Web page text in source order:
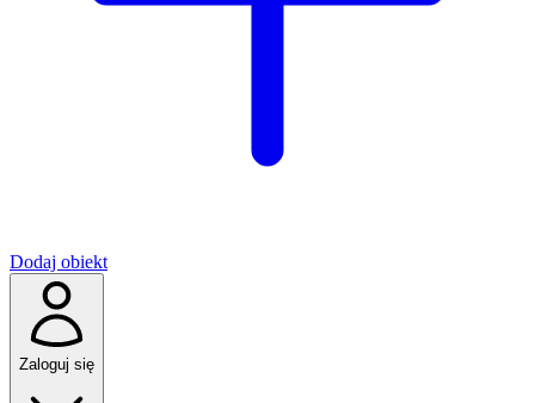
Dodaj obiekt
Zaloguj się